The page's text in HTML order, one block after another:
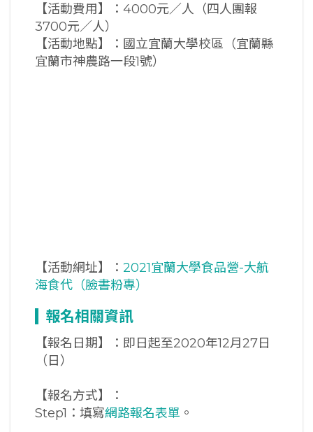
【活動費用】：4000元／人（四人團報
3700元／人）
【活動地點】：國立宜蘭大學校區（宜蘭縣
宜蘭市神農路一段1號）
【活動網址】： 2021宜蘭大學食品營-大航
海食代（臉書粉專）
報名相關資訊
【報名日期】：即日起至2020年12月27日
（日）
【報名方式】：
Step1：填寫網路報名表單 。